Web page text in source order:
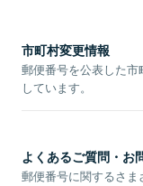
市町村変更情報
郵便番号を公表した
しています。
よくあるご質問・お
郵便番号に関するさま